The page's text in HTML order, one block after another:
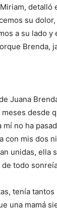
su
a su lado
Brenda,
Juana
desde
no ha
mis dos
unidas, ella
todo
tenía
una mamá